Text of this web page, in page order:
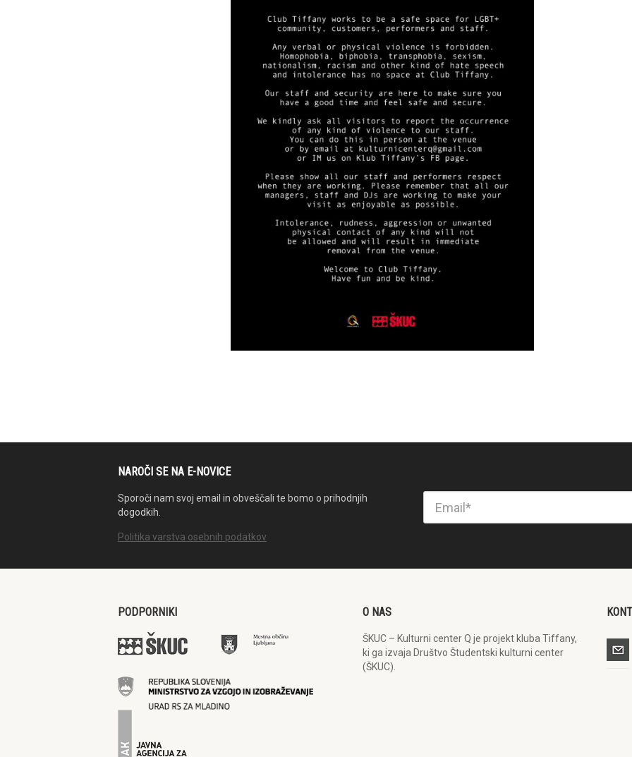
NAROČI SE NA E-NOVICE
Sporoči nam svoj email in obveščali te bomo o prihodnjih
dogodkih.
Politika varstva osebnih podatkov
PODPORNIKI O NAS
ŠKUC – Kulturni center Q je projekt kluba Tiffany,
ki ga izvaja Društvo Študentski kulturni center
(ŠKUC).